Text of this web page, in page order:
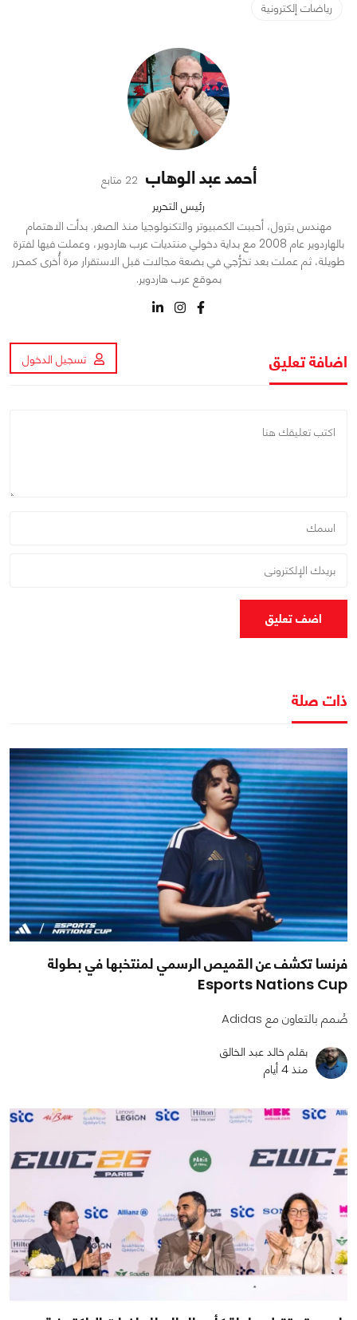
رياضات إلكترونية
أحمد عبد الوهاب 22 متابع
رئيس التحرير
مهندس بترول، أحببت الكمبيوتر والتكنولوجيا منذ الصغر. بدأت الاهتمام
بالهاردوير عام 2008 مع بداية دخولي منتديات عرب هاردوير، وعملت فيها لفترة
طويلة، ثم عملت بعد تخرُّجي في بضعة مجالات قبل الاستقرار مرة أُخرى كمحرر
بموقع عرب هاردوير.
اضافة تعليق تسجيل الدخول
اضف تعليق
ذات صلة
فرنسا تكشف عن القميص الرسمي لمنتخبها في بطولة
Esports Nations Cup
صُمم بالتعاون مع Adidas
بقلم خالد عبد الخالق
منذ 4 أيام